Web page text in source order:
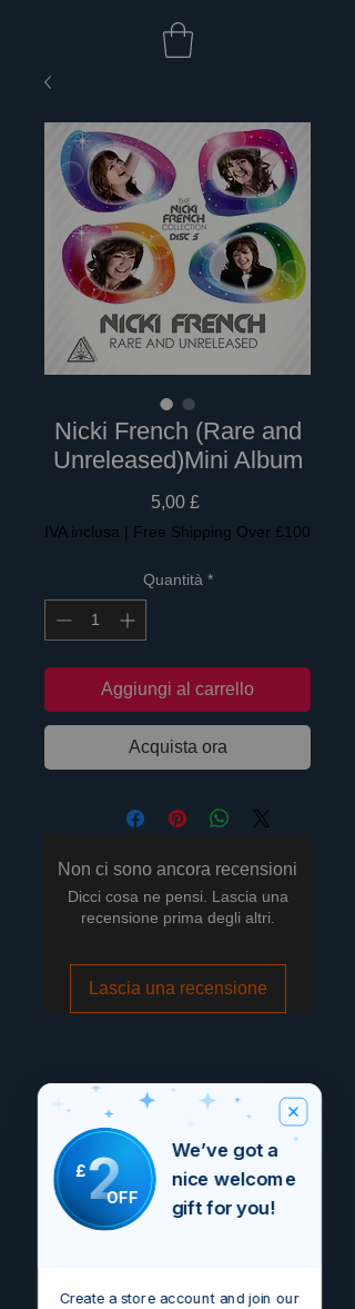
Nicki French (Rare and
Unreleased)Mini Album
5,00 £Prezzo
IVA inclusa | Free Shipping Over £100
Quantità *
Aggiungi al carrello
Acquista ora
Non ci sono ancora recensioni
Dicci cosa ne pensi. Lascia una
recensione prima degli altri.
Lascia una recensione
£2OFF
We’ve got a
nice welcome
gift for you!
Create a store account and join our